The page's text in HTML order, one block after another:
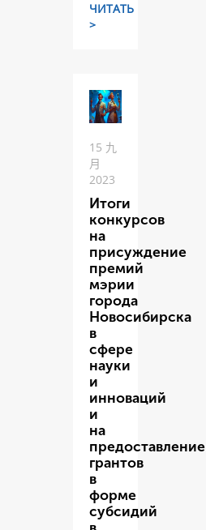
ЧИТАТЬ
>
15 九
月
2023
Итоги
конкурсов
на
присуждение
премий
мэрии
города
Новосибирска
в
сфере
науки
и
инноваций
и
на
предоставление
грантов
в
форме
субсидий